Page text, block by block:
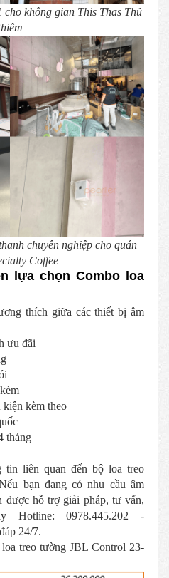
không gian This Thas Thủ
chuyên nghiệp cho quán
Coffee
lựa chọn Combo loa
thích giữa các thiết bị âm
ưu đãi
kiện kèm theo
tháng
tin liên quan đến bộ loa treo
bạn đang có nhu cầu âm
được hỗ trợ giải pháp, tư vấn,
0978.445.202 -
24/7.
treo tường JBL Control 23-